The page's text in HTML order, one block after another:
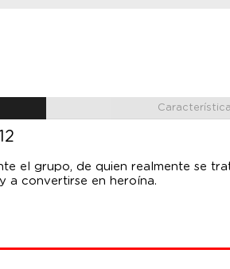
el grupo, de quien realmente se
a convertirse en heroína.